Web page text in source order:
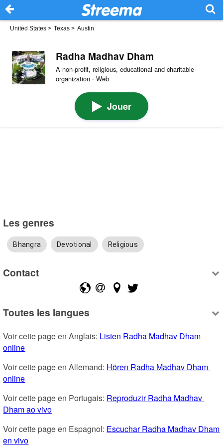
United States > Texas > Austin
Radha Madhav Dham
A non-profit, religious, educational and charitable
organization · Web
Jouer
Les genres
Bhangra Devotional Religious
Contact
Toutes les langues
Voir cette page en Anglais: Listen Radha Madhav Dham
online
Voir cette page en Allemand: Hören Radha Madhav Dham
online
Voir cette page en Portugais: Reproduzir Radha Madhav
Dham ao vivo
Voir cette page en Espagnol: Escuchar Radha Madhav Dham
en vivo